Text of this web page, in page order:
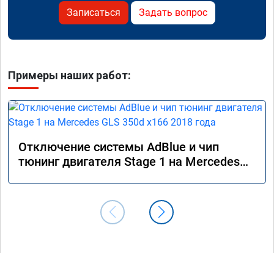
Записаться Задать вопрос
Примеры наших работ:
Отключение системы AdBlue и чип
тюнинг двигателя Stage 1 на Mercedes